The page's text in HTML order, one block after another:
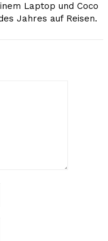
Laptop und Coco
Jahres auf Reisen.